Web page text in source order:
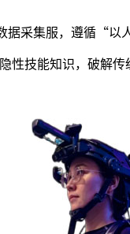
据采集服，遵循“以
性技能知识，破解